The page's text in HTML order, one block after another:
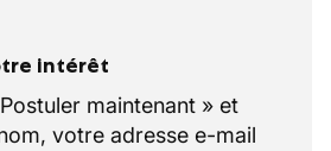
intérêt
maintenant » et
votre adresse e-mail